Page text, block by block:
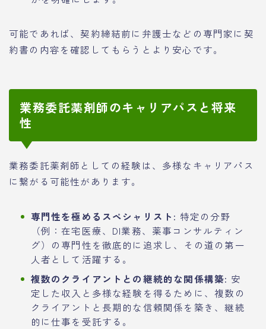
可能であれば、契約締結前に弁護士などの専門家に契
約書の内容を確認してもらうとより安心です。
業務委託薬剤師のキャリアパスと将来
性
業務委託薬剤師としての経験は、多様なキャリアパス
に繋がる可能性があります。
専門性を極めるスペシャリスト: 特定の分野
（例：在宅医療、DI業務、薬事コンサルティン
グ）の専門性を徹底的に追求し、その道の第一
人者として活躍する。
複数のクライアントとの継続的な関係構築: 安
定した収入と多様な経験を得るために、複数の
クライアントと長期的な信頼関係を築き、継続
的に仕事を受託する。